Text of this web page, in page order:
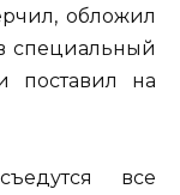
обложил
специальный
поставил на
все